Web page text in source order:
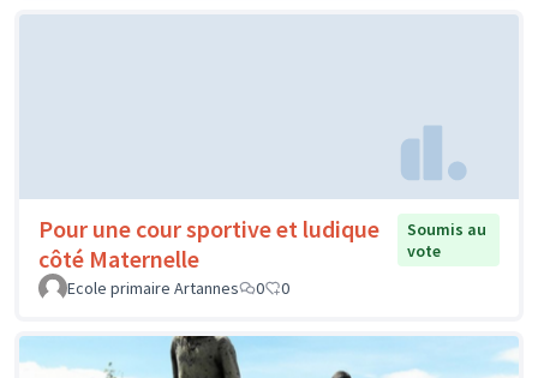
Pour une cour sportive et ludique
côté Maternelle
Soumis au
vote
Ecole primaire Artannes
0 0